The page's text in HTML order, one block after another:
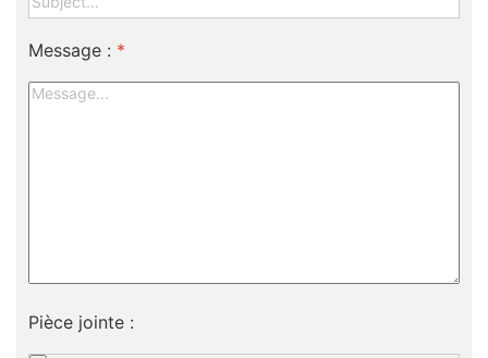
Message : *
Pièce jointe :